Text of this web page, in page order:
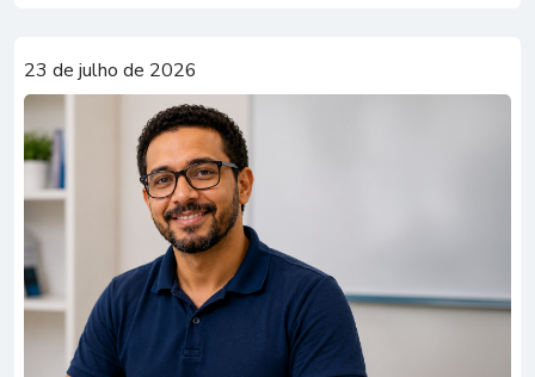
23 de julho de 2026